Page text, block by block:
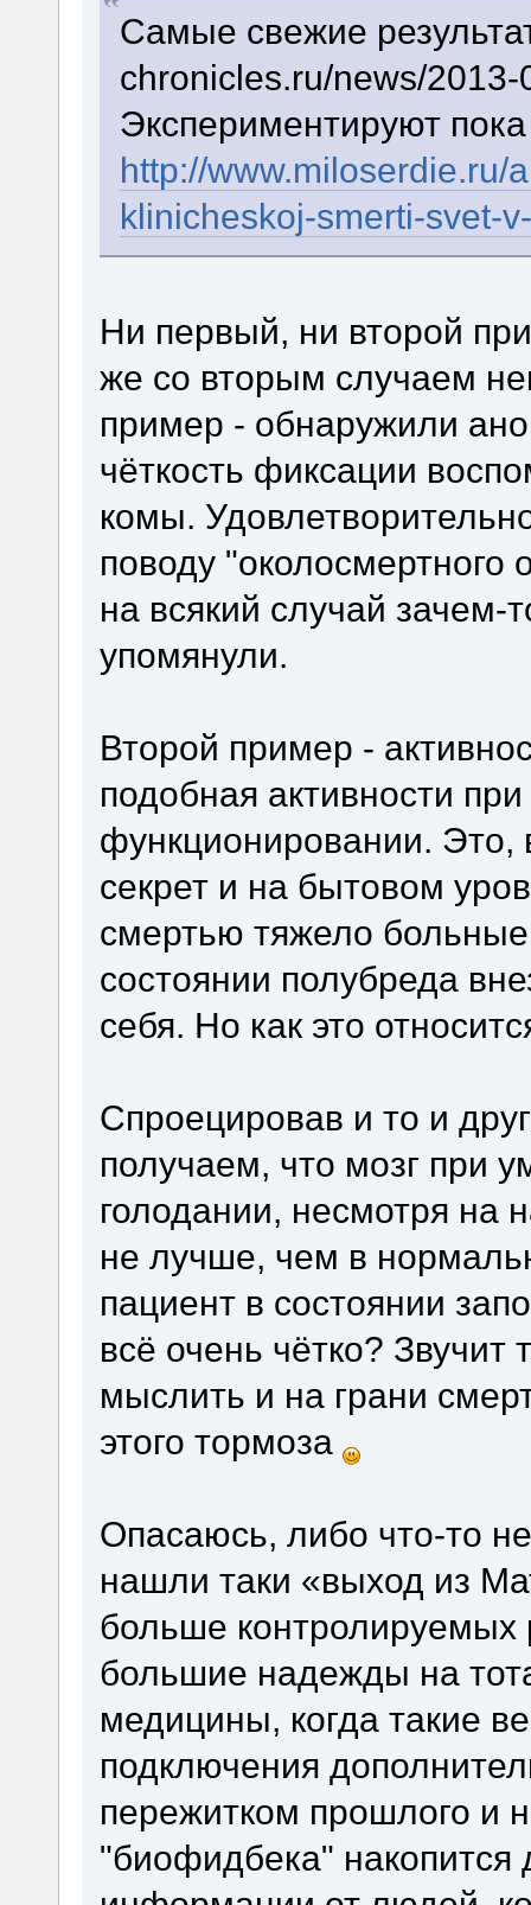
Самые свежие
chronicles.ru/news/
Экспериментируют
http://www.miloserdie.ru/
klinicheskoj-smerti-svet-
Ни первый, ни второй
же со вторым случаем
пример - обнаружили
чёткость фиксации
комы.
поводу "околосмертного
на всякий случай зачем-
упомянули.
Второй пример -
подобная активности
функционировании. Это,
секрет и на бытовом
смертью тяжело
состоянии полубреда
себя. Но как это
Спроецировав и то и
получаем, что мозг при
голодании, несмотря на
не лучше, чем в
пациент в состоянии
всё очень чётко? Звучит
мыслить и на грани
этого тормоза
Опасаюсь, либо что-то
нашли таки «выход из
больше контролируемых
большие надежды на
медицины, когда такие
подключения
пережитком прошлого и
"биофидбека" накопится